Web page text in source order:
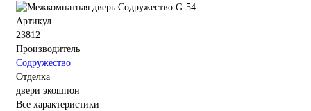
Артикул
23812
Производитель
Содружество
Отделка
двери экошпон
Все характеристики